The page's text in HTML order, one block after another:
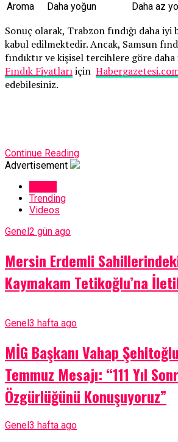
Aroma
Daha yoğun Daha az
Sonuç olarak, Trabzon fındığı daha
kabul edilmektedir. Ancak, Samsun
fındıktır ve kişisel tercihlere göre
Fındık Fiyatlarıiçin
edebilesiniz.
Continue Reading
Advertisement
Trending
Videos
Genel 2 gün ago
Mersin Erdemli
Kaymakam Tetikoğlu’na
Genel 3 hafta ago
MİG Başkanı Vahap
Temmuz Mesajı: “111 Yıl
Özgürlüğünü Konuşuyoruz”
Genel3 hafta ago